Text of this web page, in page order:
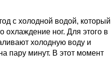
с холодной водой, который
охлаждение ног. Для этого в
холодную воду и
пару минут. В этот момент